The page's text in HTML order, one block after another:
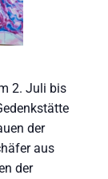
2. Juli bis
der
aus
der